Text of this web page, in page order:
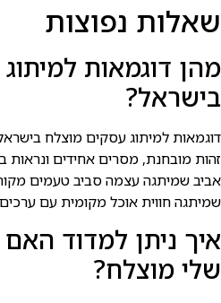
שאלות נפוצות
מהן דוגמאות
בישראל?
דוגמאות למיתוג עסקים מוצלח
זהות מובחנת, מסרים אחידים
אביב שמיתגה עצמה סביב טעמים
שמיתגה חווית אוכל מקומית עם
איך ניתן למדוד
שלי מוצלח?